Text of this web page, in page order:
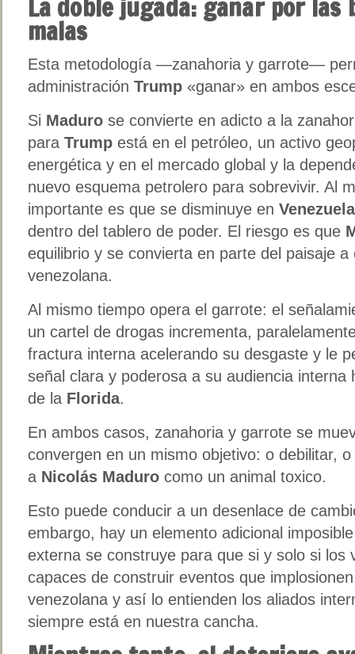
La doble jugada: ganar por las
malas
Esta metodología —zanahoria y garrote—
administración Trump «ganar» en ambos
Si Maduro se convierte en adicto a la
para Trump está en el petróleo, un activo
energética y en el mercado global y la
nuevo esquema petrolero para sobrevivir. Al
importante es que se disminuye en Venezuela
dentro del tablero de poder. El riesgo es que
equilibrio y se convierta en parte del paisaje
venezolana.
Al mismo tiempo opera el garrote: el
un cartel de drogas incrementa,
fractura interna acelerando su desgaste y le
señal clara y poderosa a su audiencia interna
de la Florida.
En ambos casos, zanahoria y garrote se
convergen en un mismo objetivo: o debilitar,
a Nicolás Maduro como un animal toxico.
Esto puede conducir a un desenlace de
embargo, hay un elemento adicional
externa se construye para que si y solo si los
capaces de construir eventos que
venezolana y así lo entienden los aliados
siempre está en nuestra cancha.